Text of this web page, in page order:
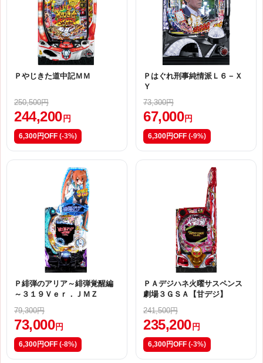
Ｐやじきた道中記ＭＭ
250,500円
244,200 円
6,300円OFF (-3%)
Ｐはぐれ刑事純情派Ｌ６－Ｘ
Ｙ
73,300円
67,000 円
6,300円OFF (-9%)
Ｐ緋弾のアリア～緋弾覚醒編
～３１９Ｖｅｒ．ＪＭＺ
79,300円
73,000 円
6,300円OFF (-8%)
ＰＡデジハネ火曜サスペンス
劇場３ＧＳＡ【甘デジ】
241,500円
235,200 円
6,300円OFF (-3%)